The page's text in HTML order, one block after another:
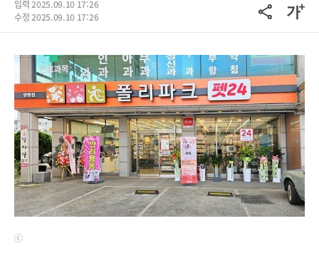
입력 2025.09.10 17:26
수정 2025.09.10 17:26
ⓒ